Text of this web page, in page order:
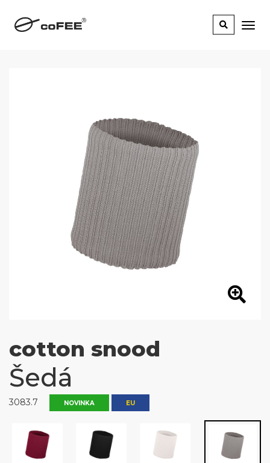
cotton snood
Šedá
3083.7 NOVINKA EU